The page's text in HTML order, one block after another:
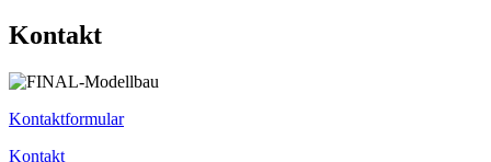
Kontakt
Kontaktformular
Kontakt